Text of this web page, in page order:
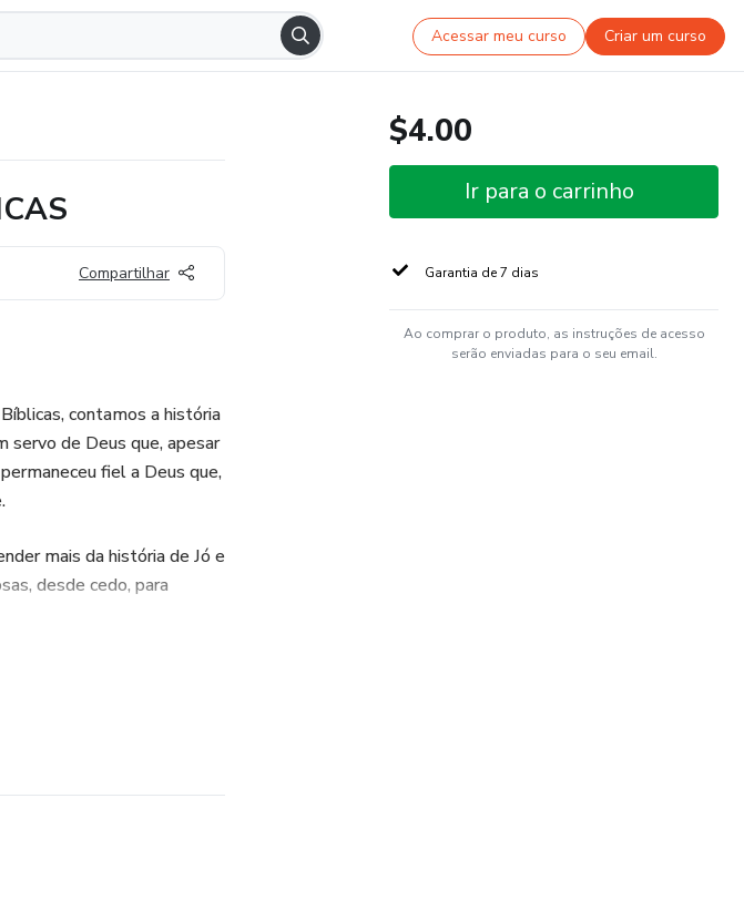
Acessar meu curso Criar um curso
Compartilhar
contamos a história
servo de Deus que, apesar
fiel a Deus que,
mais da história de Jó e
desde cedo, para
$4.00
Ir para o carrinho
Garantia de 7 dias
Ao comprar o produto, as instruções de acesso
serão enviadas para o seu email.